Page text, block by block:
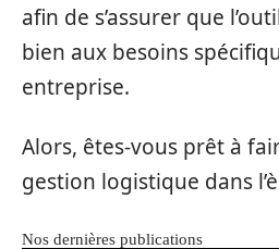
afin de s’assurer que
bien aux besoins
entreprise.
Alors, êtes-vous prêt à
gestion logistique dans
Nos dernières publications